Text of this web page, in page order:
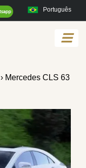
Português
› Mercedes CLS 63